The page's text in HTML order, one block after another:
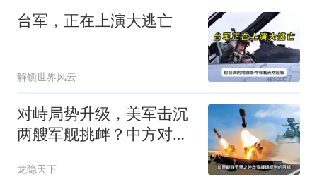
台军，正在上演大逃亡
解锁世界风云
对峙局势升级，美军击沉
两艘军舰挑衅？中方对美
龙隐天下